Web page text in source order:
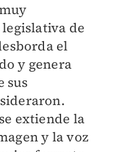
de
el
y genera
sus
extiende la
y la voz